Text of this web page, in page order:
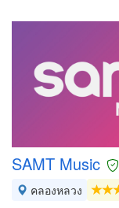
SAMT Music
คลองหลวง